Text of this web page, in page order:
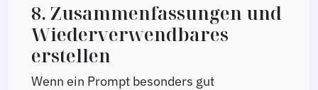
8. Zusammenfassungen und
Wiederverwendbares
erstellen
Wenn ein Prompt besonders gut